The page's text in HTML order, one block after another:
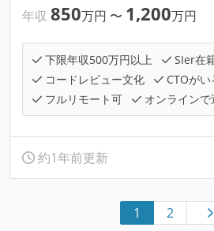
年収 850万円 〜 1,200万円
下限年収500万円以上
SIer在
コードレビュー文化
CTOがい
フルリモート可
オンライン
約1年前更新
1 2